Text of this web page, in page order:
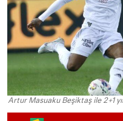
Artur Masuaku Beşiktaş ile 2+1